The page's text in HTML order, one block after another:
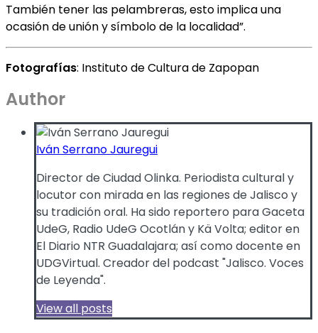
También tener las pelambreras, esto implica una
ocasión de unión y símbolo de la localidad”.
Fotografías: Instituto de Cultura de Zapopan
Author
Iván Serrano Jauregui
Director de Ciudad Olinka. Periodista cultural y
locutor con mirada en las regiones de Jalisco y
su tradición oral. Ha sido reportero para Gaceta
UdeG, Radio UdeG Ocotlán y Kä Volta; editor en
El Diario NTR Guadalajara; así como docente en
UDGVirtual. Creador del podcast "Jalisco. Voces
de Leyenda".
View all posts